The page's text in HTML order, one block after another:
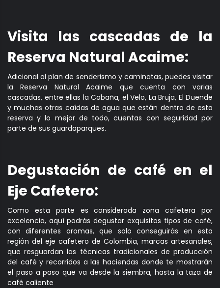
Visita las cascadas de la
Reserva Natural Acaime:
Adicional al plan de senderismo y caminatas, puedes visitar
la Reserva Natural Acaime que cuenta con varias
cascadas, entre ellas la Cabaña, el Velo, La Bruja, El Duende
y muchas otras caídas de agua que están dentro de esta
reserva y lo mejor de todo, cuentas con seguridad por
parte de sus guardaparques.
Degustación de café en el
Eje Cafetero:
Como esta parte es considerada zona cafetera por
excelencia, aquí podrás degustar exquisitos tipos de café,
con diferentes aromas, que solo conseguirás en esta
región del eje cafetero de Colombia, marcas artesanales,
que resguardan las técnicas tradicionales de producción
del café y recorridos a las haciendas donde te mostrarán
el paso a paso que va desde la siembra, hasta la taza de
café caliente